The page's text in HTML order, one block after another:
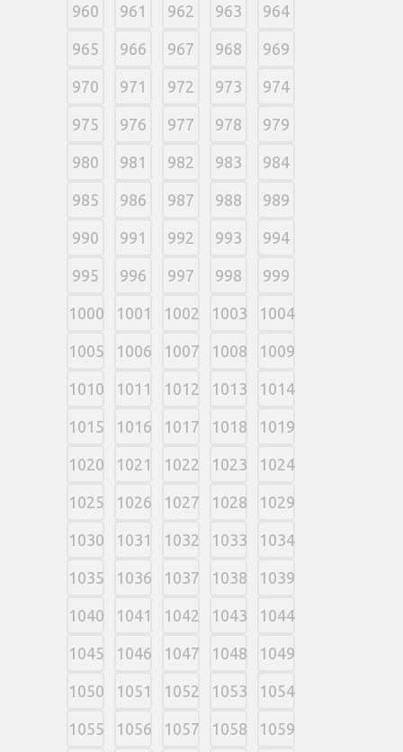
960 961 962 963 964
965 966 967 968 969
970 971 972 973 974
975 976 977 978 979
980 981 982 983 984
985 986 987 988 989
990 991 992 993 994
995 996 997 998 999
1000 1001 1002 1003 1004
1005 1006 1007 1008 1009
1010 1011 1012 1013 1014
1015 1016 1017 1018 1019
1020 1021 1022 1023 1024
1025 1026 1027 1028 1029
1030 1031 1032 1033 1034
1035 1036 1037 1038 1039
1040 1041 1042 1043 1044
1045 1046 1047 1048 1049
1050 1051 1052 1053 1054
1055 1056 1057 1058 1059